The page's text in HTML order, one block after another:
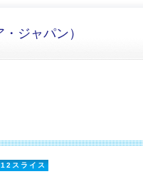
ジャパン）
スライス